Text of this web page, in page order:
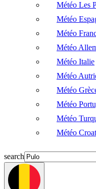
Météo Les
Météo
Météo
Météo
Météo Italie
Météo
Météo
Météo
Météo
Météo
search